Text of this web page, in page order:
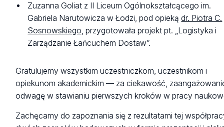
Zuzanna Goliat z II Liceum Ogólnokształcącego im.
Gabriela Narutowicza w Łodzi, pod opiekądr. Piotra C.
Sosnowskiego, przygotowała projekt pt. „Logistyka i
Zarządzanie Łańcuchem Dostaw”.
Gratulujemy wszystkim uczestniczkom, uczestnikom i
opiekunom akademickim — za ciekawość,
odwagę w stawianiu pierwszych kroków w pracy
Zachęcamy do zapoznania się z rezultatami tej